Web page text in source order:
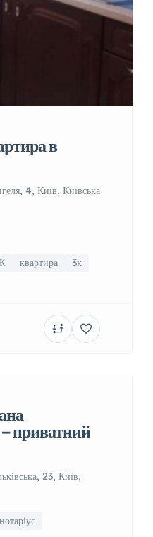
в
4, Київ, Київська
квартира 3к
приватний
23, Київ,